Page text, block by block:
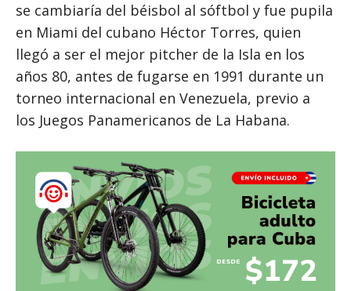
se cambiaría del béisbol al sóftbol y fue pupila
en Miami del cubano Héctor Torres, quien
llegó a ser el mejor pitcher de la Isla en los
años 80, antes de fugarse en 1991 durante un
torneo internacional en Venezuela, previo a
los Juegos Panamericanos de La Habana.